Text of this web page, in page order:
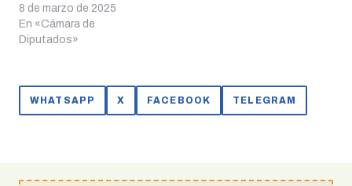
8 de marzo de 2025
En «Cámara de
Diputados»
WHATSAPP X FACEBOOK TELEGRAM